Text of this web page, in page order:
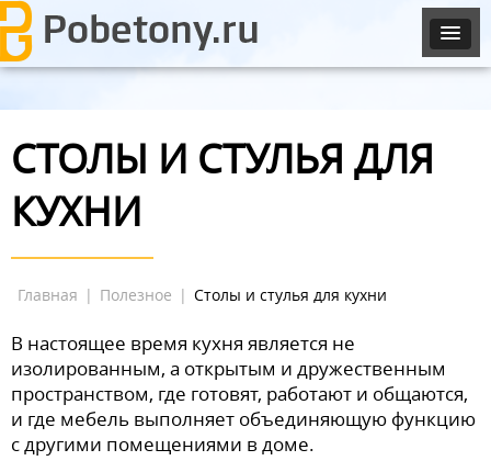
СТОЛЫ И СТУЛЬЯ ДЛЯ
КУХНИ
Главная | Полезное | Столы и стулья для кухни
В настоящее время кухня является не
изолированным, а открытым и дружественным
пространством, где готовят, работают и общаются,
и где мебель выполняет объединяющую функцию
с другими помещениями в доме.